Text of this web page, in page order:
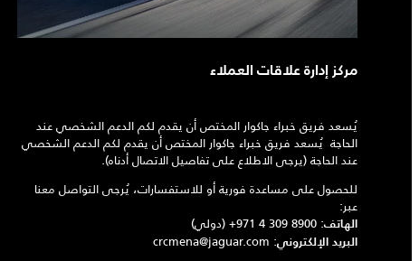
مركز إدارة علاقات العملاء
يُسعد فريق خبراء جاكوار المختص أن يقدم لكم الدعم الشخصي عند
الحاجة يُسعد فريق خبراء جاكوار المختص أن يقدم لكم الدعم الشخصي
عند الحاجة (يرجى الاطلاع على تفاصيل الاتصال أدناه).
للحصول على مساعدة فورية أو للاستفسارات، يُرجى التواصل معنا
عبر:
الهاتف:
+971 4 309 8900(دولي)
البريد الإلكتروني:
crcmena@jaguar.com